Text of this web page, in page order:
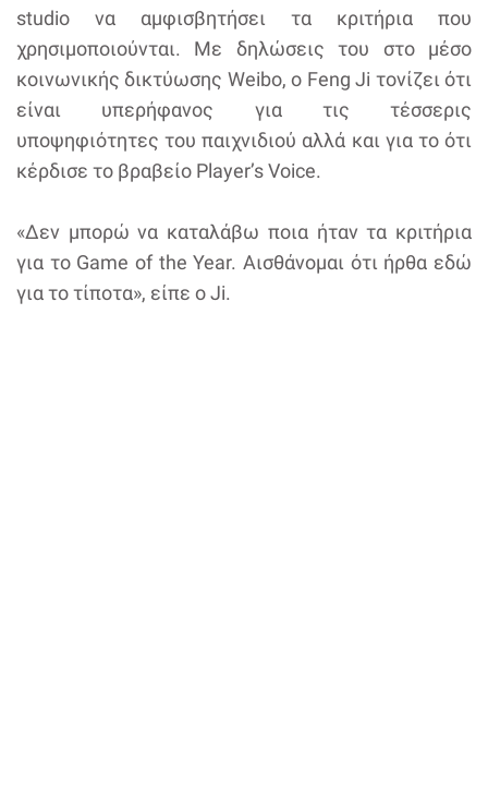
studio να αμφισβητήσει τα κριτήρια που
χρησιμοποιούνται. Με δηλώσεις του στο μέσο
κοινωνικής δικτύωσης Weibo, ο Feng Ji τονίζει ότι
είναι υπερήφανος για τις τέσσερις
υποψηφιότητες του παιχνιδιού αλλά και για το ότι
κέρδισε το βραβείο Player’s Voice.
«Δεν μπορώ να καταλάβω ποια ήταν τα κριτήρια
για το Game of the Year. Αισθάνομαι ότι ήρθα εδώ
για το τίποτα», είπε ο Ji.